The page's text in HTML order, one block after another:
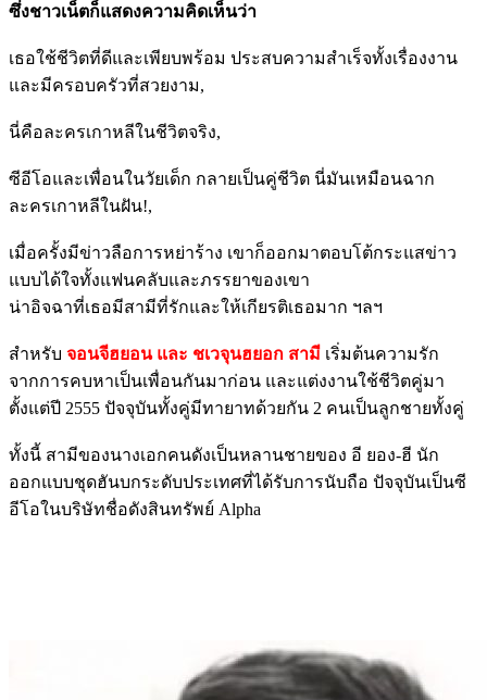
ซึ่งชาวเน็ตก็แสดงความคิดเห็นว่า
เธอใช้ชีวิตที่ดีและเพียบพร้อม ประสบความสำเร็จทั้งเรื่องงาน
และมีครอบครัวที่สวยงาม,
นี่คือละครเกาหลีในชีวิตจริง,
ซีอีโอและเพื่อนในวัยเด็ก กลายเป็นคู่ชีวิต นี่มันเหมือนฉาก
ละครเกาหลีในฝัน!,
เมื่อครั้งมีข่าวลือการหย่าร้าง เขาก็ออกมาตอบโต้กระแสข่าว
แบบได้ใจทั้งแฟนคลับและภรรยาของเขา
น่าอิจฉาที่เธอมีสามีที่รักและให้เกียรติเธอมาก ฯลฯ
สำหรับ จอนจีฮยอน และ ชเวจุนฮยอก สามี เริ่มต้นความรัก
จากการคบหาเป็นเพื่อนกันมาก่อน และแต่งงานใช้ชีวิตคู่มา
ตั้งแต่ปี 2555 ปัจจุบันทั้งคู่มีทายาทด้วยกัน 2 คนเป็นลูกชายทั้งคู่
ทั้งนี้ สามีของนางเอกคนดังเป็นหลานชายของ อี ยอง-ฮี นัก
ออกแบบชุดฮันบกระดับประเทศที่ได้รับการนับถือ ปัจจุบันเป็นซี
อีโอในบริษัทชื่อดังสินทรัพย์ Alpha